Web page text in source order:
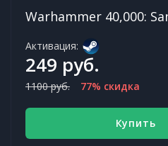
Warhammer 40,000:
Активация:
249 руб.
1100 руб. 77% скидка
Купить